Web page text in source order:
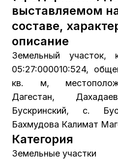
выставляемом
составе,
описание
Земельный участок,
05:27:000010:524,
кв. м,
Дагестан,
Бускринский, с.
Бахмудова Калимат
Категория
Земельные участки